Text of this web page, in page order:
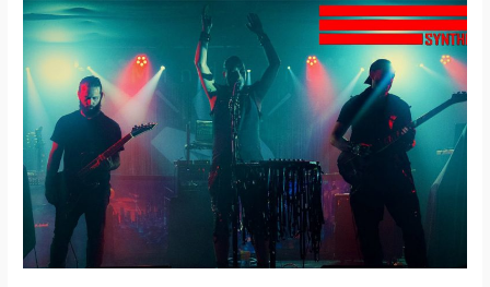
Synthetique
Nouvel
album
« Desolation »
du
groupe
metal
industriel
de